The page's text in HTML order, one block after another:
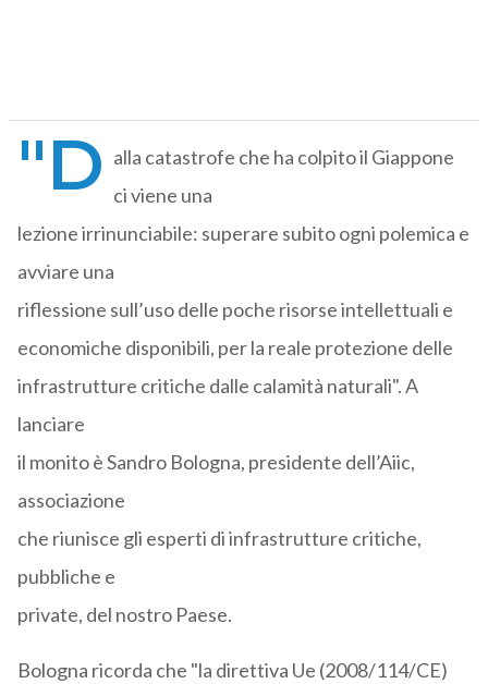
"D alla catastrofe che ha colpito il Giappone
ci viene una
lezione irrinunciabile: superare subito ogni polemica e
avviare una
riflessione sull’uso delle poche risorse intellettuali e
economiche disponibili, per la reale protezione delle
infrastrutture critiche dalle calamità naturali". A
lanciare
il monito è Sandro Bologna, presidente dell’Aiic,
associazione
che riunisce gli esperti di infrastrutture critiche,
pubbliche e
private, del nostro Paese.
Bologna ricorda che "la direttiva Ue (2008/114/CE)